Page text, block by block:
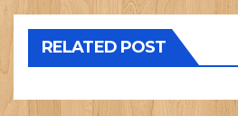
RELATED POST